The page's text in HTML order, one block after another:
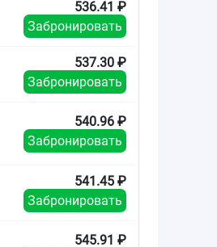
536.41 ₽
Забронировать
537.30 ₽
Забронировать
540.96 ₽
Забронировать
541.45 ₽
Забронировать
545.91 ₽